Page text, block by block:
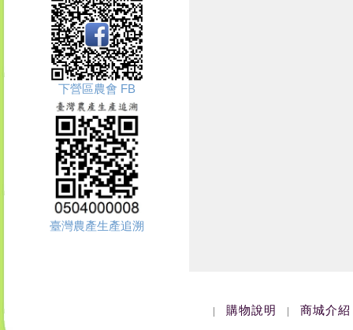
下營區農會 FB
臺灣農產生產追溯
購物說明 商城介紹